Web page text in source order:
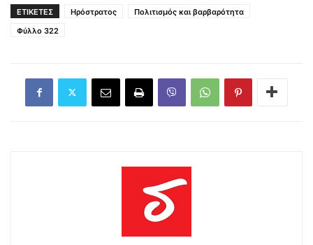
ΕΤΙΚΕΤΕΣ Ηρόστρατος
Πολιτισμός και βαρβαρότητα
Φύλλο 322